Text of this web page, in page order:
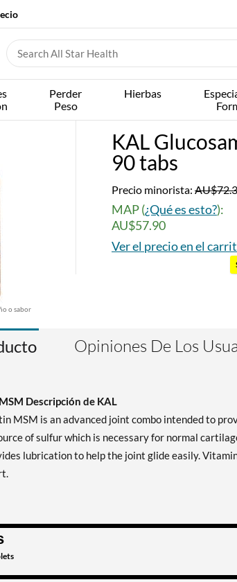
Perder
Peso
Hierbas
o sabor
KAL
90 tabs
Precio minorista:
MAP (¿Qué es esto?):
AU$57.90
Ver el precio en el
Opiniones De Los
Descripción de KAL
MSM is an advanced joint combo intended to
of sulfur which is necessary for normal
lubrication to help the joint glide easily.